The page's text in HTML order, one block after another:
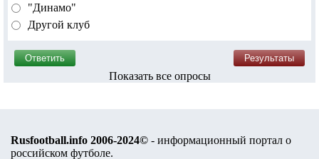
"Динамо"
Другой клуб
Показать все опросы
Rusfootball.info 2006-2024© - информационный портал о
российском футболе.